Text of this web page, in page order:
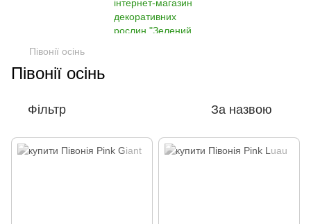
Півонії осінь
Півонії осінь
Фільтр За назвою